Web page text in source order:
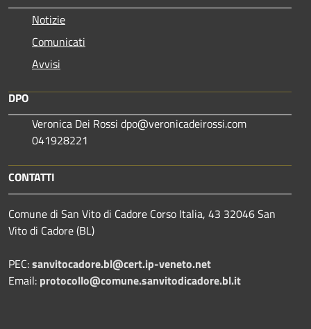
Notizie
Comunicati
Avvisi
DPO
Veronica Dei Rossi dpo@veronicadeirossi.com
041928221
CONTATTI
Comune di San Vito di Cadore Corso Italia, 43 32046 San
Vito di Cadore (BL)
PEC:sanvitocadore.bl@cert.ip-veneto.net
Email: protocollo@comune.sanvitodicadore.bl.it